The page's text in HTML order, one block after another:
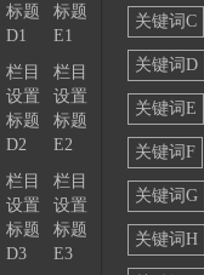
标题
D1
栏目
设置
标题
D2
栏目
设置
标题
D3
标题
E1
栏目
设置
标题
E2
栏目
设置
标题
E3
关键词C
关键词D
关键词E
关键词F
关键词G
关键词H